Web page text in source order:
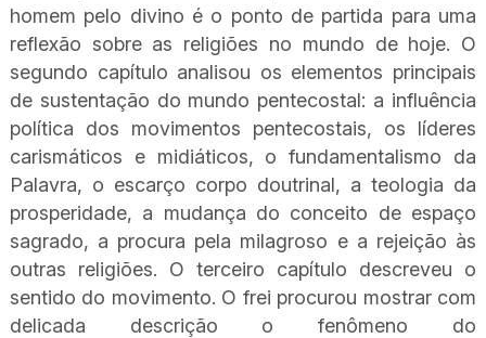
homem pelo divino é o ponto de partida para uma
reflexão sobre as religiões no mundo de hoje. O
segundo capítulo analisou os elementos principais
de sustentação do mundo pentecostal: a influência
política dos movimentos pentecostais, os líderes
carismáticos e midiáticos, o fundamentalismo da
Palavra, o escarço corpo doutrinal, a teologia da
prosperidade, a mudança do conceito de espaço
sagrado, a procura pela milagroso e a rejeição às
outras religiões. O terceiro capítulo descreveu o
sentido do movimento. O frei procurou mostrar com
delicada descrição o fenômeno do